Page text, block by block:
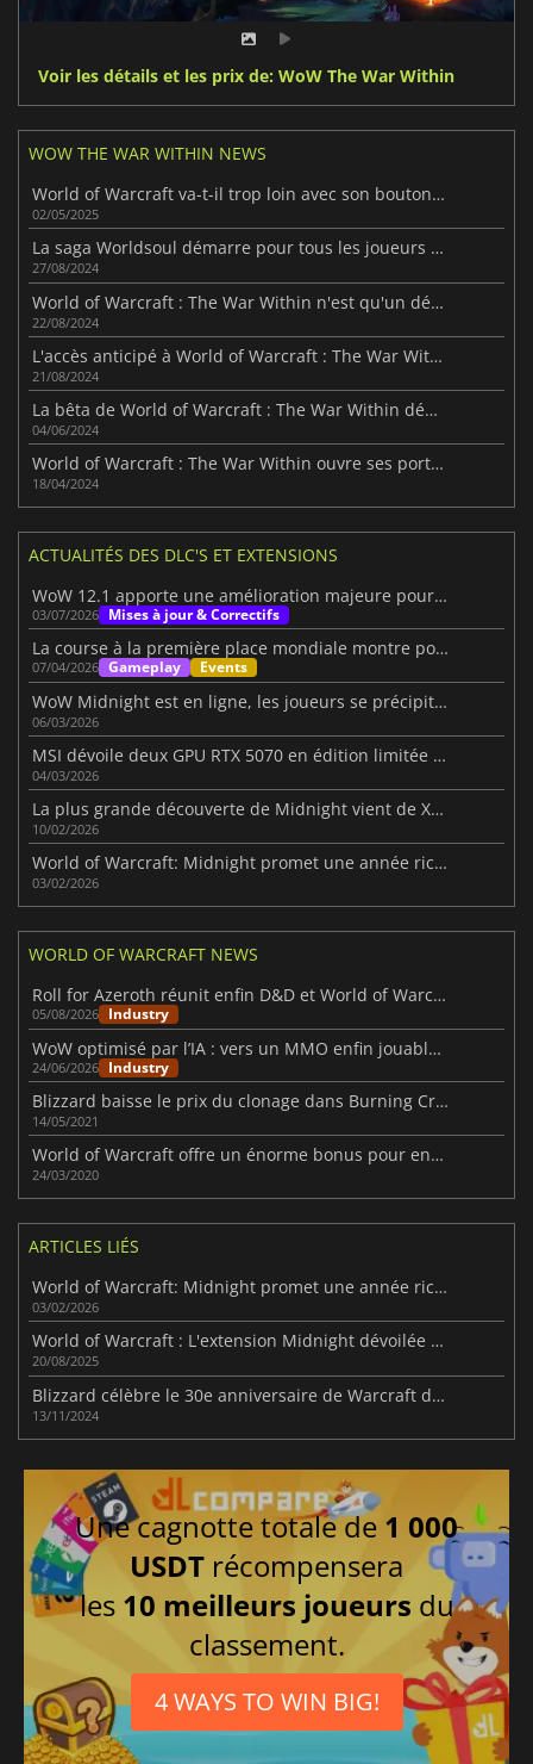
Voir les détails et les prix de: WoW The War Within
WOW THE WAR WITHIN NEWS
World of Warcraft va-t-il trop loin avec son bouton unique de rotation ?
02/05/2025
La saga Worldsoul démarre pour tous les joueurs avec The War Within
27/08/2024
World of Warcraft : The War Within n'est qu'un début
22/08/2024
L'accès anticipé à World of Warcraft : The War Within en accès anticipé dès demain
21/08/2024
La bêta de World of Warcraft : The War Within démarre demain
04/06/2024
World of Warcraft : The War Within ouvre ses portes avec une phase de test
18/04/2024
ACTUALITÉS DES DLC'S ET EXTENSIONS
WoW 12.1 apporte une amélioration majeure pour les alts
03/07/2026 Mises à jour & Correctifs
La course à la première place mondiale montre pourquoi WoW surprend toujours les joueurs
07/04/2026 Gameplay Events
WoW Midnight est en ligne, les joueurs se précipitent pour monter en niveau dans la nouvelle extension.
06/03/2026
MSI dévoile deux GPU RTX 5070 en édition limitée sur le thème de WoW : Minuit
04/03/2026
La plus grande découverte de Midnight vient de Xal'atath
10/02/2026
World of Warcraft: Midnight promet une année riche en contenu
03/02/2026
WORLD OF WARCRAFT NEWS
Roll for Azeroth réunit enfin D&D et World of Warcraft
05/08/2026 Industry
WoW optimisé par l’IA : vers un MMO enfin jouable en solo
24/06/2026 Industry
Blizzard baisse le prix du clonage dans Burning Crusade Classic
14/05/2021
World of Warcraft offre un énorme bonus pour encourager les joueurs à rester chez eux
24/03/2020
ARTICLES LIÉS
World of Warcraft: Midnight promet une année riche en contenu
03/02/2026
World of Warcraft : L'extension Midnight dévoilée à la Gamescom 2025
20/08/2025
Blizzard célèbre le 30e anniversaire de Warcraft dans toute la franchise
13/11/2024
Une cagnotte totale de 1 000
USDT récompensera
les 10 meilleurs joueurs du
classement.
4 WAYS TO WIN BIG!